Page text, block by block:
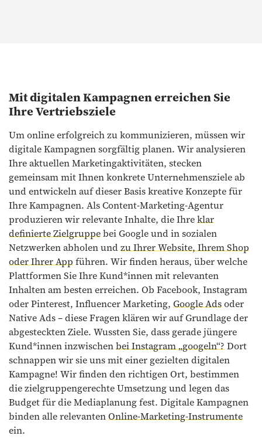
Mit digitalen Kampagnen erreichen Sie
Ihre Vertriebsziele
Um online erfolgreich zu kommunizieren, müssen wir
digitale Kampagnen sorgfältig planen. Wir analysieren
Ihre aktuellen Marketingaktivitäten, stecken
gemeinsam mit Ihnen konkrete Unternehmensziele ab
und entwickeln auf dieser Basis kreative Konzepte für
Ihre Kampagnen. Als Content-Marketing-Agentur
produzieren wir relevante Inhalte, die Ihreklar
definierte Zielgruppebei Google und in sozialen
Netzwerken abholen und zu Ihrer Website, Ihrem Shop
oder Ihrer Appführen. Wir finden heraus, über welche
Plattformen Sie Ihre Kund*innen mit relevanten
Inhalten am besten erreichen. Ob Facebook, Instagram
oder Pinterest, Influencer Marketing, Google Adsoder
Native Ads – diese Fragen klären wir auf Grundlage der
abgesteckten Ziele. Wussten Sie, dass gerade jüngere
Kund*innen inzwischenbei Instagram „googeln“?Dort
schnappen wir sie uns mit einer gezielten digitalen
Kampagne! Wir finden den richtigen Ort, bestimmen
die zielgruppengerechte Umsetzung und legen das
Budget für die Mediaplanung fest. Digitale Kampagnen
binden alle relevantenOnline-Marketing-Instrumente
ein.